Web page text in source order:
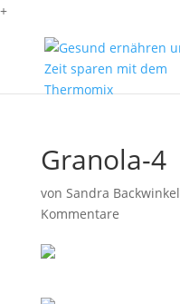
+
Granola-4
von Sandra Backwinkel
Kommentare